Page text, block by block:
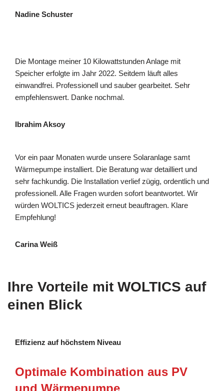
Nadine Schuster
Die Montage meiner 10 Kilowattstunden Anlage mit
Speicher erfolgte im Jahr 2022. Seitdem läuft alles
einwandfrei. Professionell und sauber gearbeitet. Sehr
empfehlenswert. Danke nochmal.
Ibrahim Aksoy
Vor ein paar Monaten wurde unsere Solaranlage samt
Wärmepumpe installiert. Die Beratung war detailliert und
sehr fachkundig. Die Installation verlief zügig, ordentlich und
professionell. Alle Fragen wurden sofort beantwortet. Wir
würden WOLTICS jederzeit erneut beauftragen. Klare
Empfehlung!
Carina Weiß
Ihre Vorteile mit WOLTICS auf
einen Blick
Effizienz auf höchstem Niveau
Optimale Kombination aus PV
und Wärmepumpe